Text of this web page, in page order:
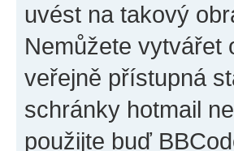
uvést na takový
Nemůžete vytvářet
veřejně přístupná
schránky hotmail
použijte buď